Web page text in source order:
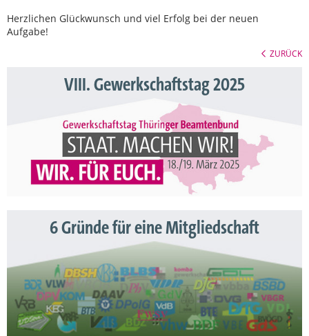
Herzlichen Glückwunsch und viel Erfolg bei der neuen
Aufgabe!
ZURÜCK
VIII. Gewerkschaftstag 2025
6 Gründe für eine Mitgliedschaft